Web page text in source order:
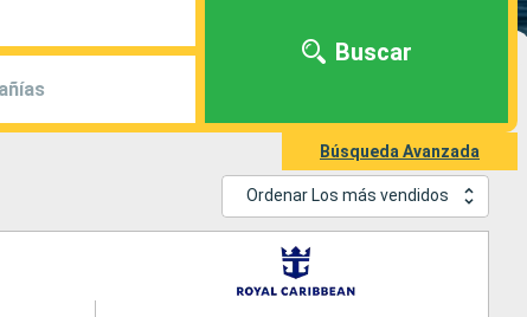
Buscar
Búsqueda Avanzada
Ordenar Los más vendidos